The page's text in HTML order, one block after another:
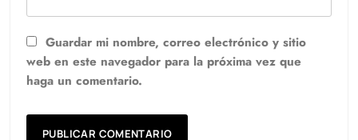
Guardar mi nombre, correo electrónico y sitio
web en este navegador para la próxima vez que
haga un comentario.